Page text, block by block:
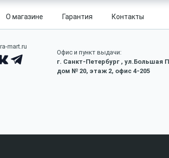
О магазине Гарантия Контакты
mart.ru
Офис и пункт выдачи:
г. Санкт-Петербург , ул.Большая
дом № 20, этаж 2, офис 4-205